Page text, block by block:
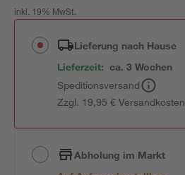
inkl. 19% MwSt.
Lieferung nach Hause
Lieferzeit: ca. 3 Wochen
Speditionsversand
Zzgl. 19,95 € Versandkosten
Abholung im Markt